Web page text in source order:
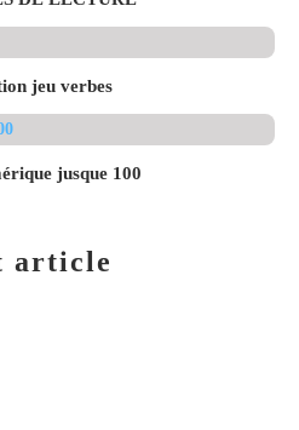
jeu verbes
jusque 100
article